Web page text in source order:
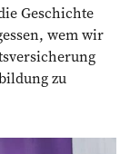
Geschichte
wem wir
zu